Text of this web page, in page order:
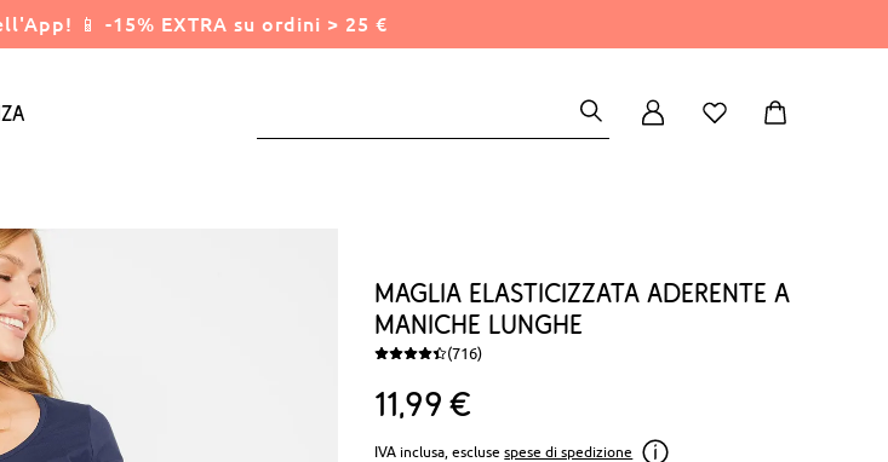
📱 -15% EXTRA su ordini > 25 €
Maglia elasticizzata aderente a
maniche lunghe
(716)
11 99 €
IVA inclusa, escluse spese di spedizione